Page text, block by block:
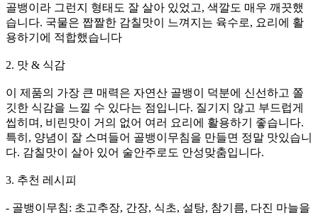
골뱅이라 그런지 형태도 잘 살아 있었고, 색깔도 매우 깨끗했
습니다. 국물은 짭짤한 감칠맛이 느껴지는 육수로, 요리에 활
용하기에 적합했습니다
2. 맛 & 식감
이 제품의 가장 큰 매력은 자연산 골뱅이 덕분에 신선하고 쫄
깃한 식감을 느낄 수 있다는 점입니다. 질기지 않고 부드럽게
씹히며, 비린맛이 거의 없어 여러 요리에 활용하기 좋습니다.
특히, 양념이 잘 스며들어 골뱅이무침을 만들면 정말 맛있습니
다. 감칠맛이 살아 있어 술안주로도 안성맞춤입니다.
3. 추천 레시피
- 골뱅이무침: 초고추장, 간장, 식초, 설탕, 참기름, 다진 마늘을